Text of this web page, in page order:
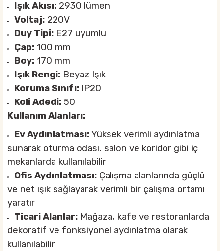
Işık Akısı: 2930 lümen
Voltaj: 220V
Duy Tipi: E27 uyumlu
Çap: 100 mm
Boy: 170 mm
Işık Rengi: Beyaz Işık
Koruma Sınıfı: IP20
Koli Adedi: 50
Kullanım Alanları:
Ev Aydınlatması:Yüksek verimli aydınlatma
sunarak oturma odası, salon ve koridor gibi iç
mekanlarda kullanılabilir
Ofis Aydınlatması: Çalışma alanlarında güçlü
ve net ışık sağlayarak verimli bir çalışma ortamı
yaratır
Ticari Alanlar: Mağaza, kafe ve restoranlarda
dekoratif ve fonksiyonel aydınlatma olarak
kullanılabilir